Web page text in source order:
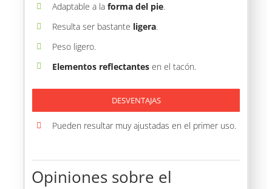
Adaptable a la forma del pie.
Resulta ser bastante ligera.
Peso ligero.
Elementos reflectantesen el tacón.
DESVENTAJAS
Pueden resultar muy ajustadas en el primer uso.
Opiniones sobre el